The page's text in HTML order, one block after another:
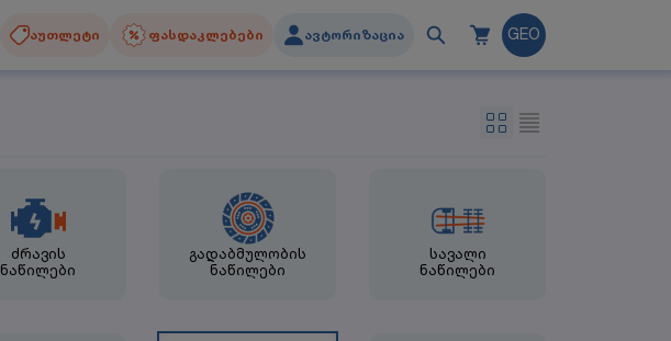
აუთლეტი ფასდაკლებები ავტორიზაცია GEO
ძრავის
ნაწილები
გადაბმულობის
ნაწილები
სავალი
ნაწილები